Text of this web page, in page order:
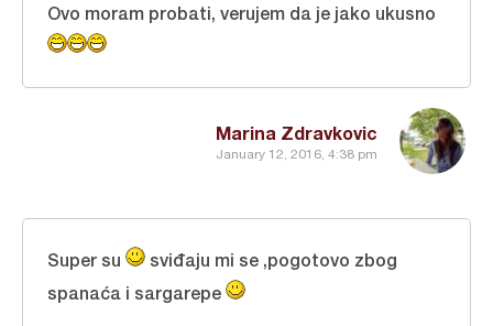
Marina Zdravkovic
January 12, 2016, 4:38 pm
Ovo moram probati, verujem da je jako ukusno
Super su
sviđaju mi se ,pogotovo zbog
spanaća i sargarepe